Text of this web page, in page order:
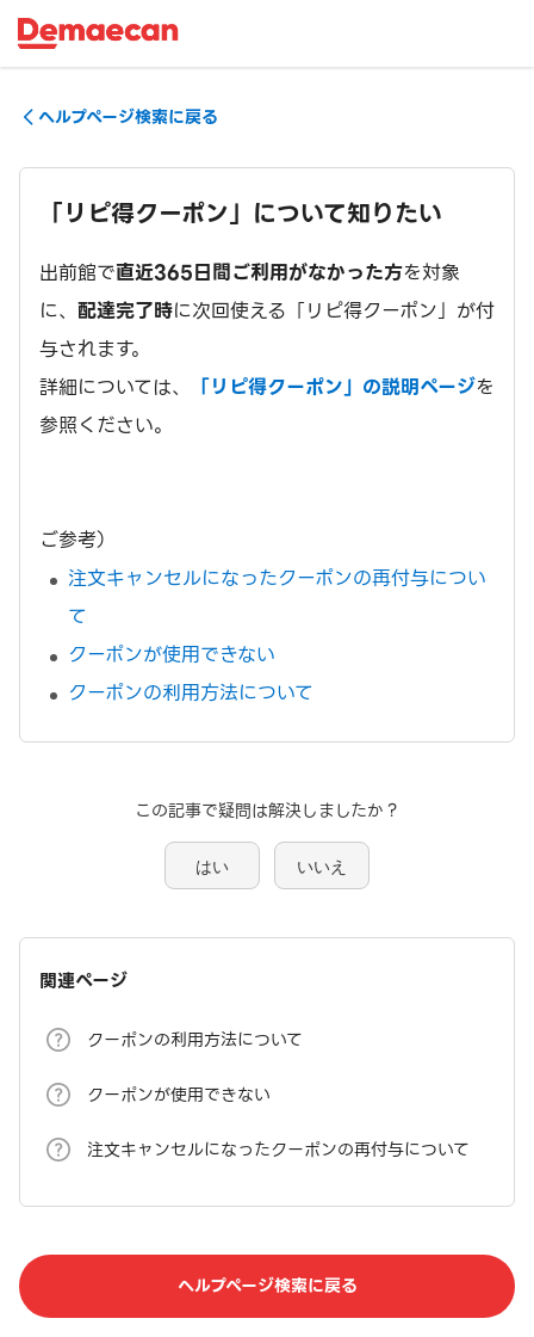
ヘルプページ検索に戻る
「リピ得クーポン」について知りたい
出前館で直近365日間ご利用がなかった方を対象
に、 配達完了時に次回使える「リピ得クーポン」が付
与されます。
詳細については、
「リピ得クーポン」の説明ページを
参照ください。
ご参考）
注文キャンセルになったクーポンの再付与につい
て
クーポンが使用できない
クーポンの利用方法について
この記事で疑問は解決しましたか？
はい いいえ
関連ページ
クーポンの利用方法について
クーポンが使用できない
注文キャンセルになったクーポンの再付与について
ヘルプページ検索に戻る